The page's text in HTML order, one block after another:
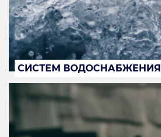
СИСТЕМ ВОДОСНАБЖЕНИЯ